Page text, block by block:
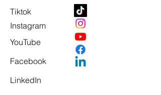
Tiktok
Instagram
YouTube
Facebook
LinkedIn